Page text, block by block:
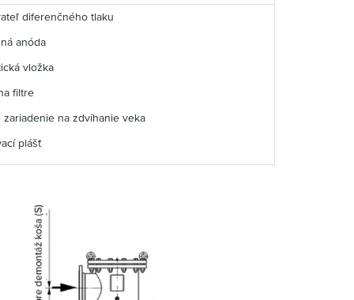
diferenčného tlaku
anóda
vložka
filtre
zariadenie na zdvíhanie veka
plášť